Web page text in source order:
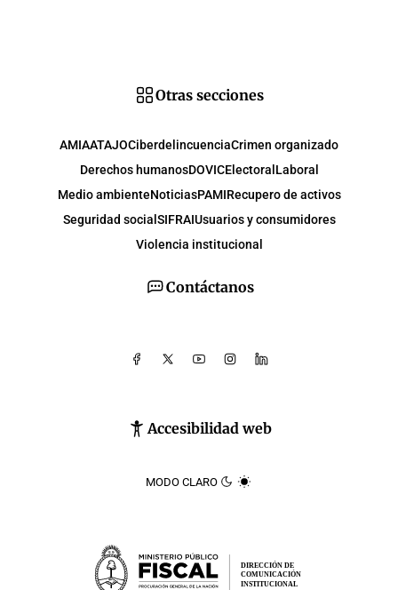
Contáctanos
Accesibilidad web
MODO CLARO
Otras secciones
AMIAATAJOCiberdelincuenciaCrimen organizado
Derechos humanosDOVICElectoral Laboral
Medio ambienteNoticiasPAMIRecupero de activos
Seguridad social SIFRAIUsuarios y consumidores
Violencia institucional
DIRECCIÓN DE
COMUNICACIÓN
INSTITUCIONAL